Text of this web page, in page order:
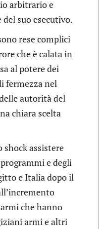
arbitrario e
suo esecutivo.
rese complici
che è calata in
al potere dei
fermezza nel
autorità del
chiara scelta
shock assistere
e degli
e Italia dopo il
che hanno
armi e altri